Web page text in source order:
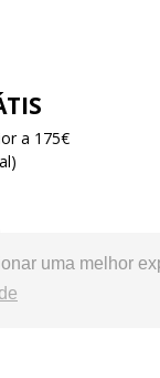
uma melhor
a 175€